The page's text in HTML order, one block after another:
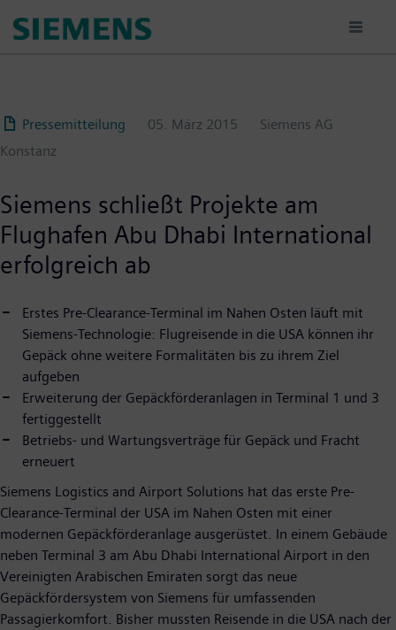
para
Pressemitteilung
05. März 2015
Siemens AG
Konstanz
Siemens schließt Projekte am
Flughafen Abu Dhabi International
erfolgreich ab
Erstes Pre-Clearance-Terminal im Nahen Osten läuft mit
Siemens-Technologie: Flugreisende in die USA können ihr
Gepäck ohne weitere Formalitäten bis zu ihrem Ziel
aufgeben
Erweiterung der Gepäckförderanlagen in Terminal 1 und 3
fertiggestellt
Betriebs- und Wartungsverträge für Gepäck und Fracht
erneuert
Siemens Logistics and Airport Solutions hat das erste Pre-
Clearance-Terminal der USA im Nahen Osten mit einer
modernen Gepäckförderanlage ausgerüstet. In einem Gebäude
neben Terminal 3 am Abu Dhabi International Airport in den
Vereinigten Arabischen Emiraten sorgt das neue
Gepäckfördersystem von Siemens für umfassenden
Passagierkomfort. Bisher mussten Reisende in die USA nach der